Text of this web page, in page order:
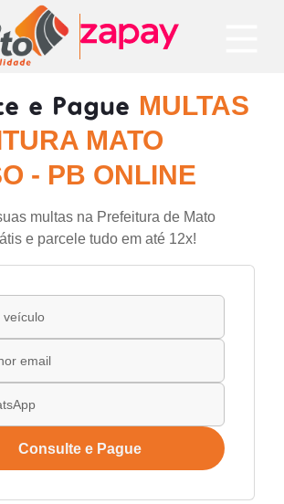
e Pague MULTAS
MATO
- PB ONLINE
multas na Prefeitura de Mato
e parcele tudo em até 12x!
Consulte e Pague